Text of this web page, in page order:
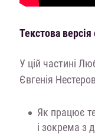
Текстова версія
У цій частині
Євгенія
Як працює
і зокрема з